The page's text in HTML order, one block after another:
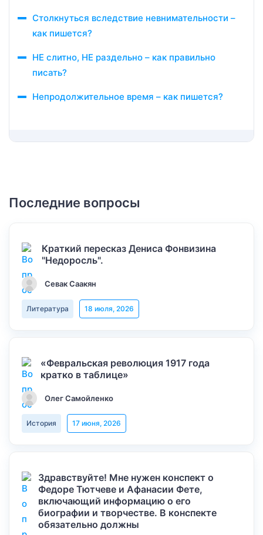
Столкнуться вследствие невнимательности –
как пишется?
НЕ слитно, НЕ раздельно – как правильно
писать?
Непродолжительное время – как пишется?
Последние вопросы
Краткий пересказ Дениса Фонвизина
"Недоросль".
Севак Саакян
Литература 18 июля, 2026
«Февральская революция 1917 года
кратко в таблице»
Олег Самойленко
История 17 июня, 2026
Здравствуйте! Мне нужен конспект о
Федоре Тютчеве и Афанасии Фете,
включающий информацию о его
биографии и творчестве. В конспекте
обязательно должны